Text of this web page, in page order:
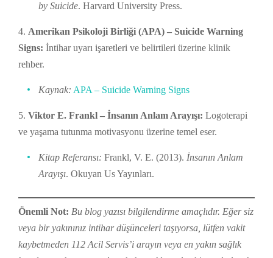
by Suicide. Harvard University Press.
Amerikan Psikoloji Birliği (APA) – Suicide Warning
Signs: İntihar uyarı işaretleri ve belirtileri üzerine klinik
rehber.
Kaynak: APA – Suicide Warning Signs
Viktor E. Frankl – İnsanın Anlam Arayışı: Logoterapi
ve yaşama tutunma motivasyonu üzerine temel eser.
Kitap Referansı: Frankl, V. E. (2013). İnsanın Anlam
Arayışı. Okuyan Us Yayınları.
Önemli Not: Bu blog yazısı bilgilendirme amaçlıdır. Eğer siz
veya bir yakınınız intihar düşünceleri taşıyorsa, lütfen vakit
kaybetmeden 112 Acil Servis’i arayın veya en yakın sağlık